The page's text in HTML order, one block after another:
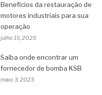
Benefícios da restauração de
motores industriais para sua
operação
julho 15, 2025
Saiba onde encontrar um
fornecedor de bomba KSB
maio 3, 2023